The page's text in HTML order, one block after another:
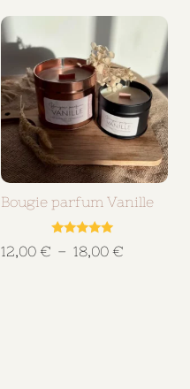
Bougie parfum Vanille
Note
5.00
12,00 € – 18,00 €